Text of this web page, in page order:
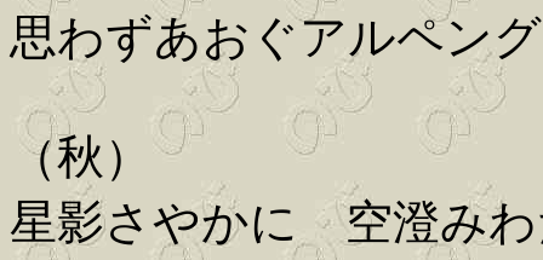
思わずあおぐアルペン
（秋）
星影さやかに 空澄み